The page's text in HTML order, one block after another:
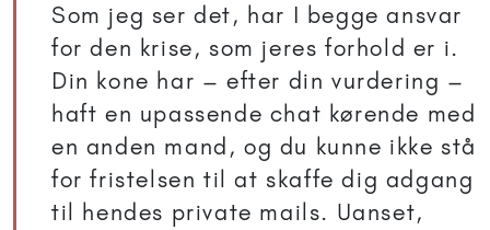
Som jeg ser det, har I begge ansvar
for den krise, som jeres forhold er i.
Din kone har – efter din vurdering –
haft en upassende chat kørende med
en anden mand, og du kunne ikke stå
for fristelsen til at skaffe dig adgang
til hendes private mails. Uanset,